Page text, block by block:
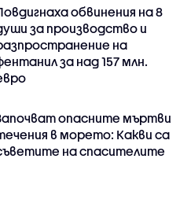
обвинения на 8
за производство и
на
за над 157 млн.
опасните мъртви
в морето: Какви са
на спасителите